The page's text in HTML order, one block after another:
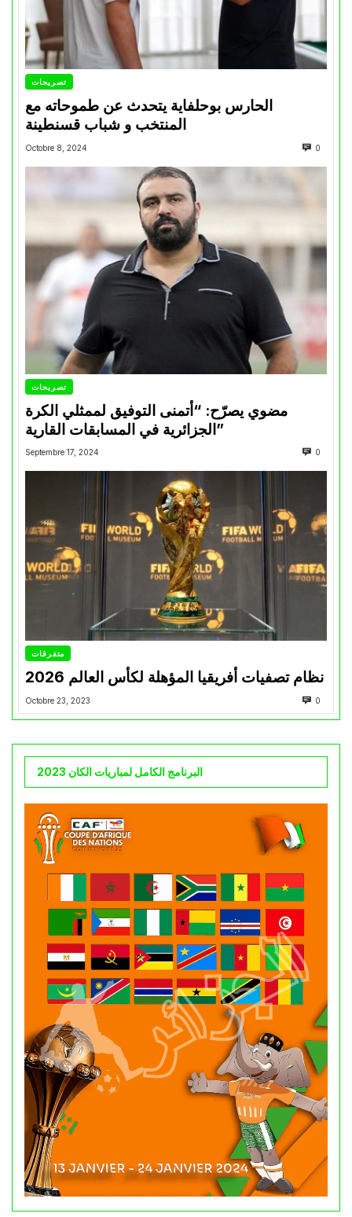
تصريحات
الحارس بوحلفاية يتحدث عن طموحاته مع
المنتخب و شباب قسنطينة
Octobre 8, 2024 0
تصريحات
مضوي يصرّح: “أتمنى التوفيق لممثلي الكرة
الجزائرية في المسابقات القارية”
Septembre 17, 2024 0
متفرقات
نظام تصفيات أفريقيا المؤهلة لكأس العالم 2026
Octobre 23, 2023 0
البرنامج الكامل لمباريات الكان 2023